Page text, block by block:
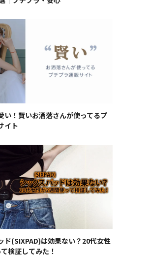
い！賢いお洒落さんが使ってるプ
イト
ド(SIXPAD)は効果ない？20代女性
検証してみた！